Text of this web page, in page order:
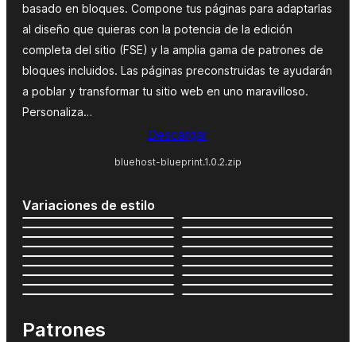
basado en bloques. Compone tus páginas para adaptarlas
al diseño que quieras con la potencia de la edición
completa del sitio (FSE) y la amplia gama de patrones de
bloques incluidos. Las páginas preconstruidas te ayudarán
a poblar y transformar tu sitio web en uno maravilloso.
Personaliza…
Descargar
bluehost-blueprint.1.0.2.zip
Variaciones de estilo
Patrones